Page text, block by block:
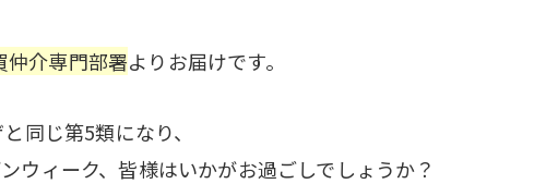
仲介専門部署よりお届けです。
同じ第5類になり、
ウィーク、皆様はいかがお過ごしでしょうか？